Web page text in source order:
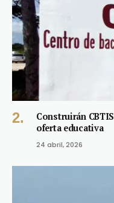
Construirán
oferta educativa
24 abril, 2026